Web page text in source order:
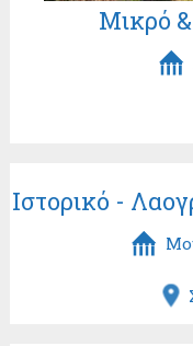
Μικρό
Ιστορικό -